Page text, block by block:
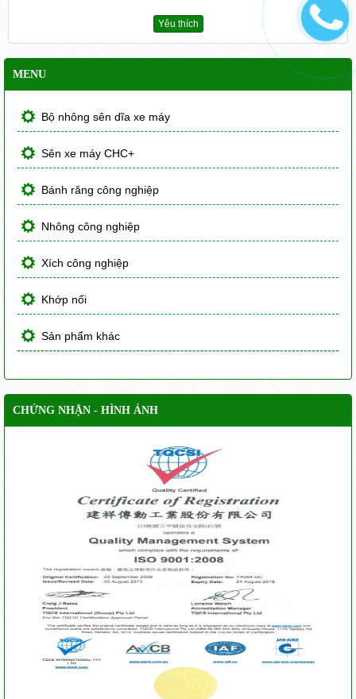
Yêu thích
MENU
Bộ nhông sên dĩa xe máy
Sên xe máy CHC+
Bánh răng công nghiệp
Nhông công nghiệp
Xích công nghiệp
Khớp nối
Sản phẩm khác
CHỨNG NHẬN - HÌNH ẢNH